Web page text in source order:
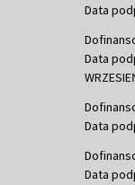
Data
Data
Data
Data